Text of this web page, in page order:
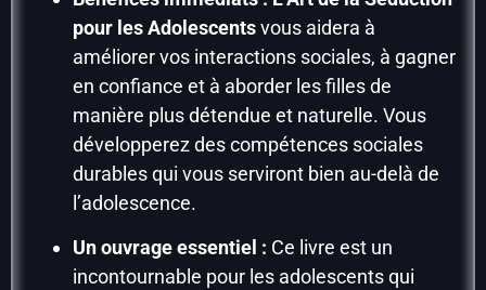
pour les Adolescentsvous aidera à
améliorer vos interactions sociales, à gagner
en confiance et à aborder les filles de
manière plus détendue et naturelle. Vous
développerez des compétences sociales
durables qui vous serviront bien au-delà de
l’adolescence.
Un ouvrage essentiel : Ce livre est un
incontournable pour les adolescents qui